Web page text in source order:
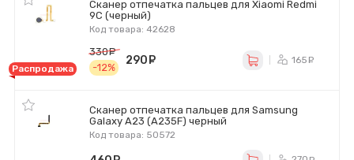
Сканер отпечатка пальцев для Xiaomi Redmi
9C (черный)
Код товара: 42628
Распродажа
330
-12%
290 165
Сканер отпечатка пальцев для Samsung
Galaxy A23 (A235F) черный
Код товара: 50572